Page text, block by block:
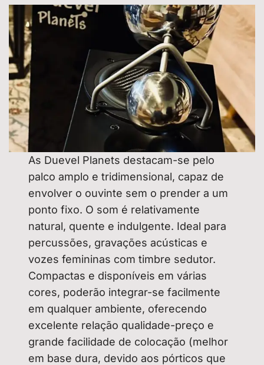
As Duevel Planets destacam-se pelo
palco amplo e tridimensional, capaz de
envolver o ouvinte sem o prender a um
ponto fixo. O som é relativamente
natural, quente e indulgente. Ideal para
percussões, gravações acústicas e
vozes femininas com timbre sedutor.
Compactas e disponíveis em várias
cores, poderão integrar-se facilmente
em qualquer ambiente, oferecendo
excelente relação qualidade-preço e
grande facilidade de colocação (melhor
em base dura, devido aos pórticos que